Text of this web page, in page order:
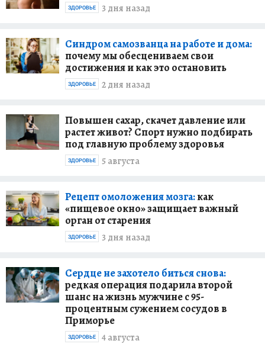
3 дня назад
ЗДОРОВЬЕ
Синдром самозванца на работе и дома:
почему мы обесцениваем свои
достижения и как это остановить
2 дня назад
ЗДОРОВЬЕ
Повышен сахар, скачет давление или
растет живот? Спорт нужно подбирать
под главную проблему здоровья
5 августа
ЗДОРОВЬЕ
Рецепт омоложения мозга:как
«пищевое окно» защищает важный
орган от старения
3 дня назад
ЗДОРОВЬЕ
Сердце не захотело биться снова:
редкая операция подарила второй
шанс на жизнь мужчине с 95-
процентным сужением сосудов в
Приморье
4 августа
ЗДОРОВЬЕ